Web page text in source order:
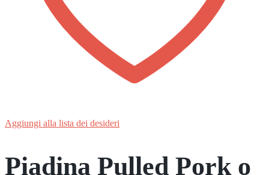
Aggiungi alla lista dei desideri
Piadina Pulled Pork o